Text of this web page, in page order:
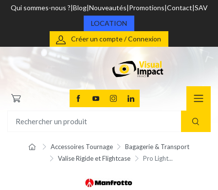
Qui sommes-nous ? Blog Nouveautés Promotions Contact SAV
LOCATION
Créer un compte / Connexion
Accessoires Tournage
Bagagerie & Transport
Valise Rigide et Flightcase
Pro Light...